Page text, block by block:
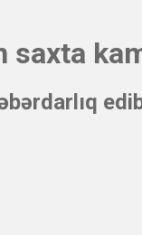
saxta